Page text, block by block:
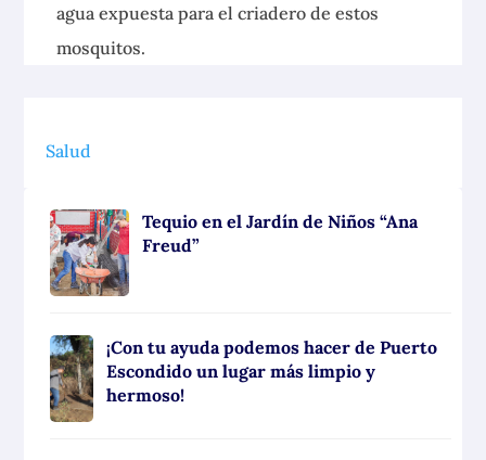
agua expuesta para el criadero de estos
mosquitos.
Salud
Tequio en el Jardín de Niños “Ana
Freud”
¡Con tu ayuda podemos hacer de Puerto
Escondido un lugar más limpio y
hermoso!